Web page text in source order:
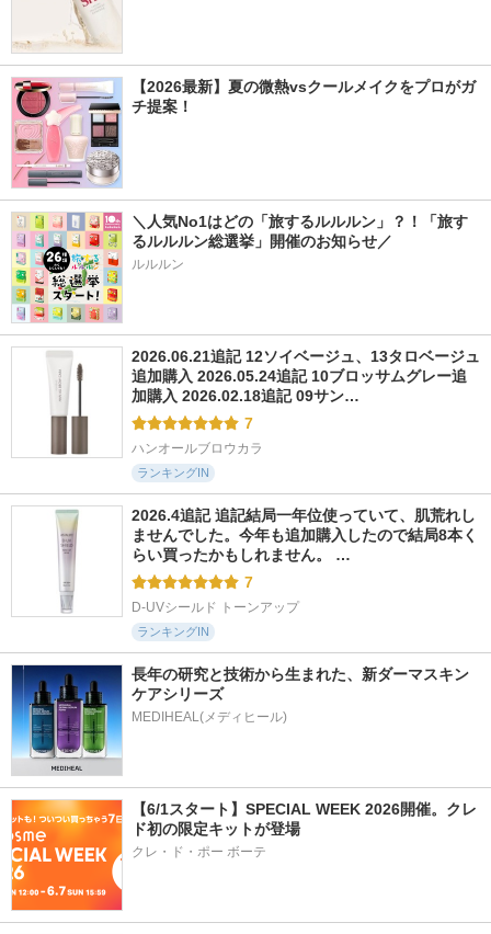
【2026最新】夏の微熱vsクールメイクをプロがガ
チ提案！
＼人気No1はどの「旅するルルルン」？！「旅す
るルルルン総選挙」開催のお知らせ／
ルルルン
2026.06.21追記 12ソイベージュ、13タロベージュ
追加購入 2026.05.24追記 10ブロッサムグレー追
加購入 2026.02.18追記 09サン…
7
ハンオールブロウカラ
ランキングIN
2026.4追記 追記結局一年位使っていて、肌荒れし
ませんでした。今年も追加購入したので結局8本く
らい買ったかもしれません。 …
7
D-UVシールド トーンアップ
ランキングIN
長年の研究と技術から生まれた、新ダーマスキン
ケアシリーズ
【6/1スタート】SPECIAL WEEK 2026開催。クレ
ド初の限定キットが登場
クレ・ド・ポー ボーテ